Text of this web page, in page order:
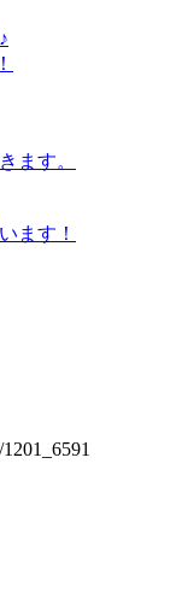
ます。
ます！